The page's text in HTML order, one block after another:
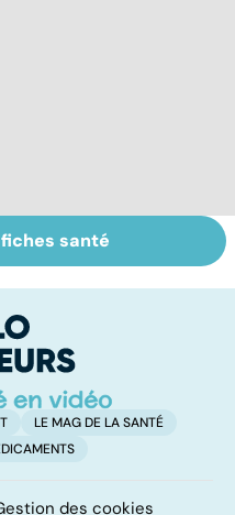
Inflammation des
amygdales : que
d'angine ?
santé
LE MAG DE LA SANTÉ
des cookies